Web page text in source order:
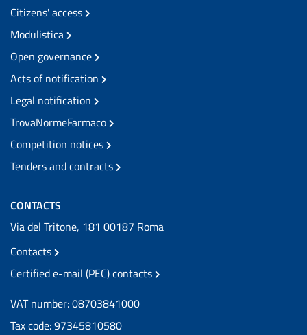
Citizens' access
Modulistica
Open governance
Acts of notification
Legal notification
TrovaNormeFarmaco
Competition notices
Tenders and contracts
CONTACTS
Via del Tritone, 181 00187 Roma
Contacts
Certified e-mail (PEC) contacts
VAT number: 08703841000
Tax code: 97345810580